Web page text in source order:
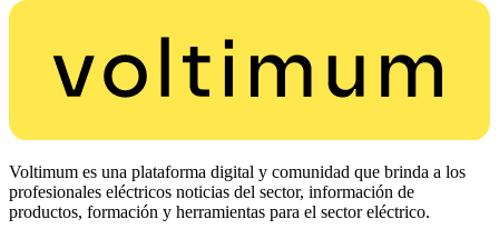
Voltimum es una plataforma digital y comunidad que brinda a los
profesionales eléctricos noticias del sector, información de
productos, formación y herramientas para el sector eléctrico.